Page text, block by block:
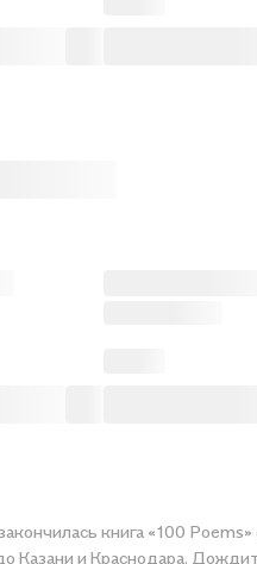
книга «100
Казани и Краснодара.